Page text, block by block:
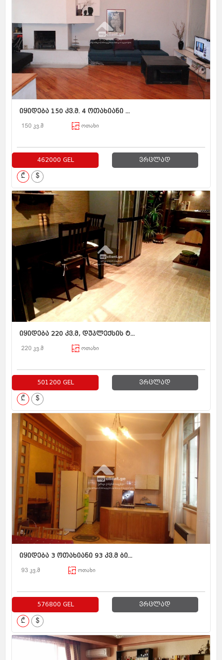
იყიდება 150 კვ.მ. 4 ოთახიანი ...
150 კვ.მ ოთახი
462000 GEL ვრცლად
₾ $
იყიდება 220 კვ.მ, დუპლექსის ტ...
220 კვ.მ ოთახი
501200 GEL ვრცლად
₾ $
იყიდება 3 ოთახიანი 93 კვ.მ ბი...
93 კვ.მ ოთახი
576800 GEL ვრცლად
₾ $